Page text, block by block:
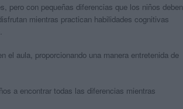
pero con pequeñas diferencias que los niños deben
mientras practican habilidades cognitivas
el aula, proporcionando una manera entretenida de
a encontrar todas las diferencias mientras